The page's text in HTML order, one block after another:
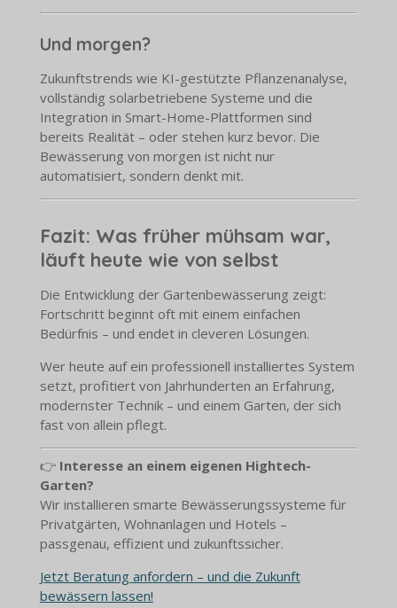
Und morgen?
Zukunftstrends wie KI-gestützte Pflanzenanalyse,
vollständig solarbetriebene Systeme und die
Integration in Smart-Home-Plattformen sind
bereits Realität – oder stehen kurz bevor. Die
Bewässerung von morgen ist nicht nur
automatisiert, sondern denkt mit.
Fazit: Was früher mühsam war,
läuft heute wie von selbst
Die Entwicklung der Gartenbewässerung zeigt:
Fortschritt beginnt oft mit einem einfachen
Bedürfnis – und endet in cleveren Lösungen.
Wer heute auf ein professionell installiertes System
setzt, profitiert von Jahrhunderten an Erfahrung,
modernster Technik – und einem Garten, der sich
fast von allein pflegt.
👉 Interesse an einem eigenen Hightech-
Garten?
Wir installieren smarte Bewässerungssysteme für
Privatgärten, Wohnanlagen und Hotels –
passgenau, effizient und zukunftssicher.
Jetzt Beratung anfordern – und die Zukunft
bewässern lassen!